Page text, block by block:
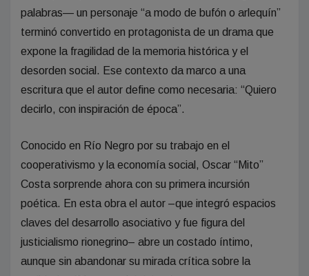
palabras— un personaje “a modo de bufón o arlequín”
terminó convertido en protagonista de un drama que
expone la fragilidad de la memoria histórica y el
desorden social. Ese contexto da marco a una
escritura que el autor define como necesaria: “Quiero
decirlo, con inspiración de época”.
Conocido en Río Negro por su trabajo en el
cooperativismo y la economía social, Oscar “Mito”
Costa sorprende ahora con su primera incursión
poética. En esta obra el autor –que integró espacios
claves del desarrollo asociativo y fue figura del
justicialismo rionegrino– abre un costado íntimo,
aunque sin abandonar su mirada crítica sobre la